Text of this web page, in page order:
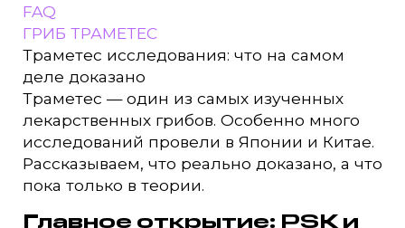
FAQ
ГРИБ ТРАМЕТЕС
Траметес исследования: что на самом
деле доказано
Траметес — один из самых изученных
лекарственных грибов. Особенно много
исследований провели в Японии и Китае.
Рассказываем, что реально доказано, а что
пока только в теории.
Главное открытие: PSK и